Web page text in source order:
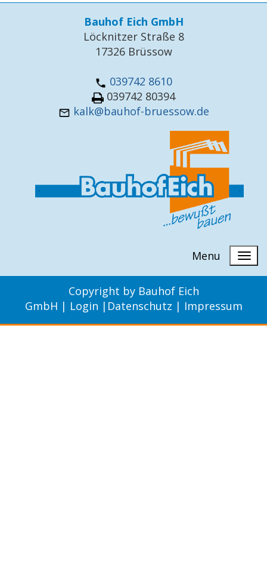
Bauhof Eich GmbH
Löcknitzer Straße 8
17326 Brüssow
039742 8610
039742 80394
kalk@bauhof-bruessow.de
Menu
Copyright by Bauhof Eich
GmbH | Login | Datenschutz | Impressum